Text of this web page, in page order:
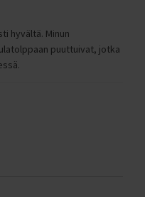
hyvältä. Minun
puuttuivat, jotka